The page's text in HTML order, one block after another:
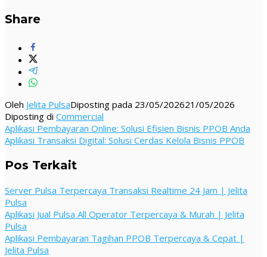
Share
Oleh Jelita PulsaDiposting pada 23/05/202621/05/2026
Diposting di Commercial
Navigasi
pos
Aplikasi Pembayaran Online: Solusi Efisien Bisnis PPOB Anda
Aplikasi Transaksi Digital: Solusi Cerdas Kelola Bisnis PPOB
Pos Terkait
Server Pulsa Terpercaya Transaksi Realtime 24 Jam | Jelita
Pulsa
Aplikasi Jual Pulsa All Operator Terpercaya & Murah | Jelita
Pulsa
Aplikasi Pembayaran Tagihan PPOB Terpercaya & Cepat |
Jelita Pulsa